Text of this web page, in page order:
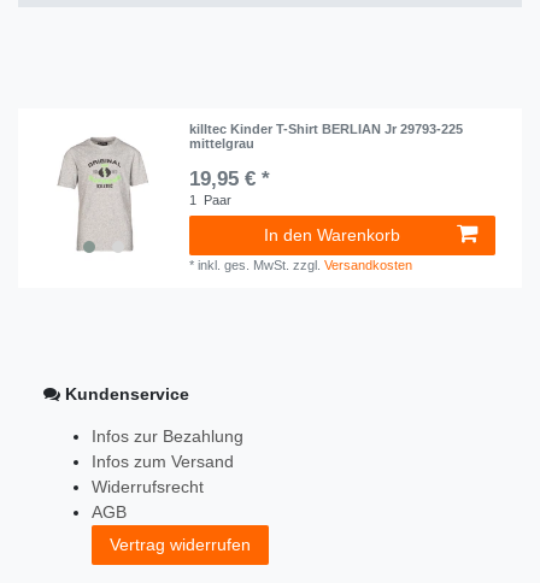
killtec Kinder T-Shirt BERLIAN Jr 29793-225
mittelgrau
19,95 € *
1 Paar
In den Warenkorb
*inkl. ges. MwSt. zzgl.Versandkosten
Kundenservice
Infos zur Bezahlung
Infos zum Versand
Widerrufsrecht
AGB
Vertrag widerrufen